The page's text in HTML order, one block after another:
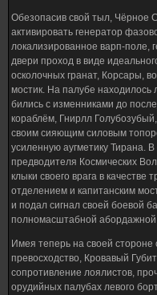
Обезопасив свой тыл, Чёрное
активировать генератор
локализированное варп-поле,
двери проход в виде
осколочных гранат, Корсары,
мостик. На палубе находилось
бились с изменниками до
кораблём, Гнирлл
своим сияющим силовым
усиленную аугметику Тирана.
предводителя Космических
клыки своего врага в
отделением и капитанским
и подал сигнал своей боевой
полномасштабной
Имея теперь на своей
превосходство, Кровавый
сопротивление лоялистов,
орудийных палубах левого